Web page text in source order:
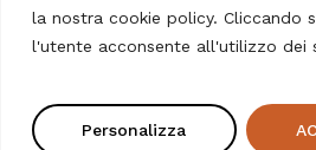
la nostra cookie policy. Cliccando
l'utente acconsente all'utilizzo dei
Personalizza
Subtotale:
Carrello
© 2026 Pasta Shop Merano.